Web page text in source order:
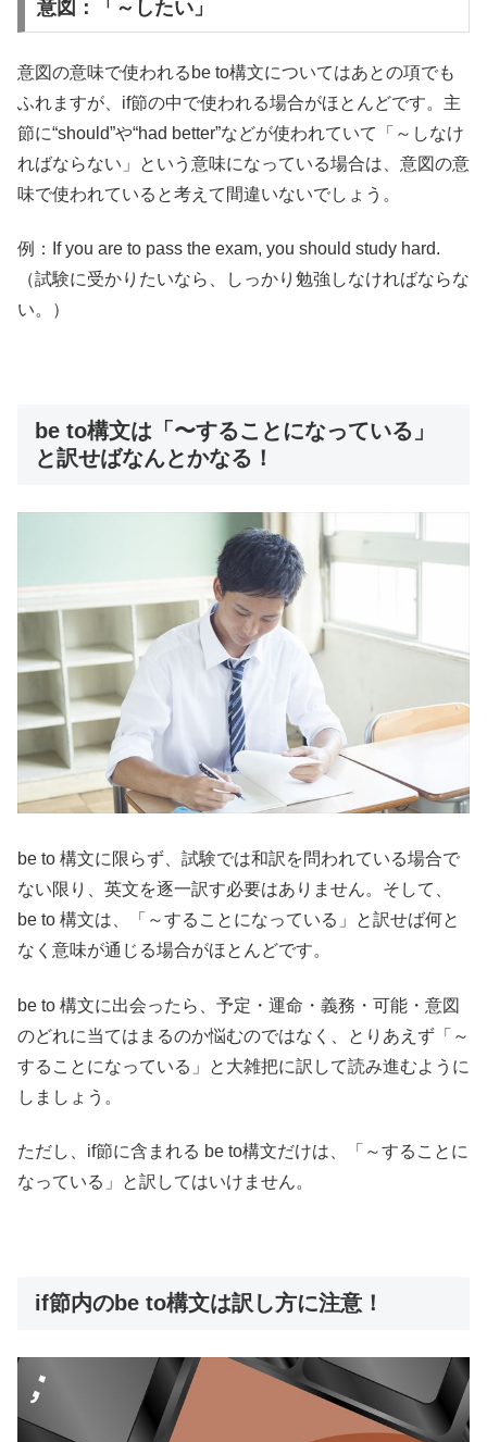
意図：「～したい」
意図の意味で使われるbe to構文についてはあとの項でも
ふれますが、if節の中で使われる場合がほとんどです。主
節に“should”や“had better”などが使われていて「～しなけ
ればならない」という意味になっている場合は、意図の意
味で使われていると考えて間違いないでしょう。
例：If you are to pass the exam, you should study hard.
（試験に受かりたいなら、しっかり勉強しなければならな
い。）
be to構文は「〜することになっている」
と訳せばなんとかなる！
be to 構文に限らず、試験では和訳を問われている場合で
ない限り、英文を逐一訳す必要はありません。そして、
be to 構文は、「～することになっている」と訳せば何と
なく意味が通じる場合がほとんどです。
be to 構文に出会ったら、予定・運命・義務・可能・意図
のどれに当てはまるのか悩むのではなく、とりあえず「～
することになっている」と大雑把に訳して読み進むように
しましょう。
ただし、if節に含まれる be to構文だけは、「～することに
なっている」と訳してはいけません。
if節内のbe to構文は訳し方に注意！